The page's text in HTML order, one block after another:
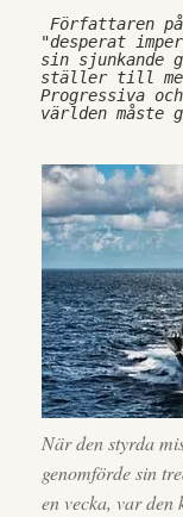
"desperat
sin sjunkande
ställer till
Progressiva
världen måste
När den styrda
genomförde sin
en vecka, var den